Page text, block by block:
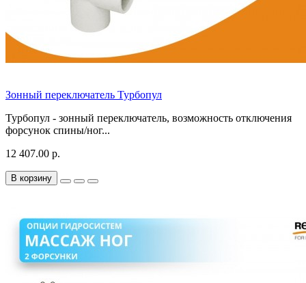
Зонный переключатель Турбопул
Турбопул - зонный переключатель, возможность отключения
форсунок спины/ног...
12 407.00 р.
В корзину